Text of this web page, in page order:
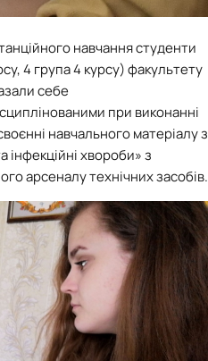
навчання студенти
4 група 4 курсу) факультету
себе
при виконанні
навчального матеріалу з
інфекційні хвороби» з
арсеналу технічних засобів.